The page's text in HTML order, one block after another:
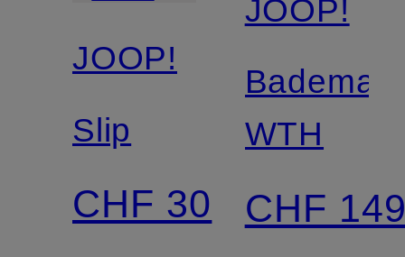
JOOP!
Slip
CHF 30
JOOP!
WTH
CHF